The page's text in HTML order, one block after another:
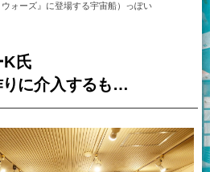
ウォーズ』に登場する宇宙船）っぽい
K氏
り に介入するも…